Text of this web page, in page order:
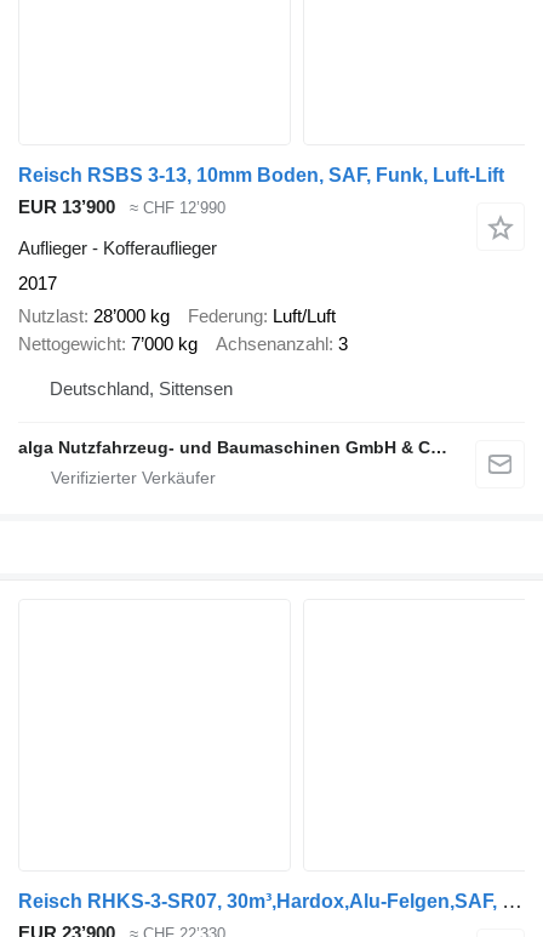
Reisch RSBS 3-13, 10mm Boden, SAF, Funk, Luft-Lift
EUR 13’900
≈ CHF 12’990
Auflieger - Kofferauflieger
2017
Nutzlast 28’000 kg Federung Luft/Luft
Nettogewicht 7’000 kg Achsenanzahl 3
Deutschland, Sittensen
alga Nutzfahrzeug- und Baumaschinen GmbH & Co. KG
Reisch RHKS-3-SR07, 30m³,Hardox,Alu-Felgen,SAF, Cramaro
EUR 23’900